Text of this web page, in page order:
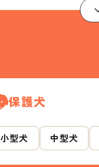
保護犬
小型犬 中型犬